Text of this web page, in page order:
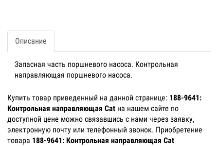
Описание
Запасная часть поршневого насоса. Контрольная
направляющая поршневого насоса.
Купить товар приведенный на данной странице: 188-9641:
Контрольная направляющая Cat на нашем сайте по
доступной цене можно связавшись с нами через заявку,
электронную почту или телефонный звонок. Приобретение
товара 188-9641: Контрольная направляющая Cat